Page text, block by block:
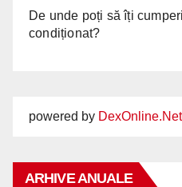
De unde poți să îți
condiționat?
powered by DexOnline.Net
ARHIVE ANUALE